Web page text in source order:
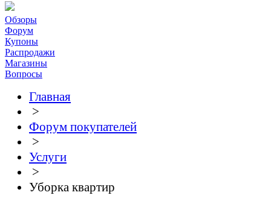
Обзоры
Форум
Купоны
Распродажи
Магазины
Вопросы
Главная
>
Форум покупателей
>
Услуги
>
Уборка квартир